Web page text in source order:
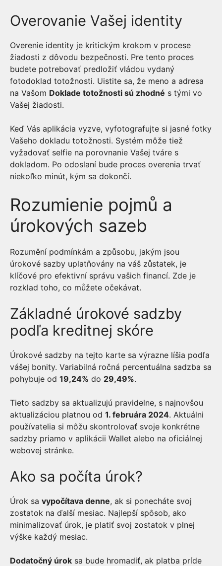
Overovanie Vašej identity
Overenie identity je kritickým krokom v procese
žiadosti z dôvodu bezpečnosti. Pre tento proces
budete potrebovať predložiť vládou vydaný
fotodoklad totožnosti. Uistite sa, že meno a adresa
na Vašom Doklade totožnosti sú zhodné s tými vo
Vašej žiadosti.
Keď Vás aplikácia vyzve, vyfotografujte si jasné fotky
Vašeho dokladu totožnosti. Systém môže tiež
vyžadovať selfie na porovnanie Vašej tváre s
dokladom. Po odoslaní bude proces overenia trvať
niekoľko minút, kým sa dokončí.
Rozumienie pojmů a
úrokových sazeb
Rozumění podmínkám a způsobu, jakým jsou
úrokové sazby uplatňovány na váš zůstatek, je
klíčové pro efektivní správu vašich financí. Zde je
rozklad toho, co můžete očekávat.
Základné úrokové sadzby
podľa kreditnej skóre
Úrokové sadzby na tejto karte sa výrazne líšia podľa
vášej bonity. Variabilná ročná percentuálna sadzba sa
pohybuje od 19,24% do 29,49%.
Tieto sadzby sa aktualizujú pravidelne, s najnovšou
aktualizáciou platnou od 1. februára 2024. Aktuálni
používatelia si môžu skontrolovať svoje konkrétne
sadzby priamo v aplikácii Wallet alebo na oficiálnej
webovej stránke.
Ako sa počíta úrok?
Úrok sa vypočítava denne, ak si ponecháte svoj
zostatok na ďalší mesiac. Najlepší spôsob, ako
minimalizovať úrok, je platiť svoj zostatok v plnej
výške každý mesiac.
Dodatočný úrok sa bude hromadiť, ak platba príde